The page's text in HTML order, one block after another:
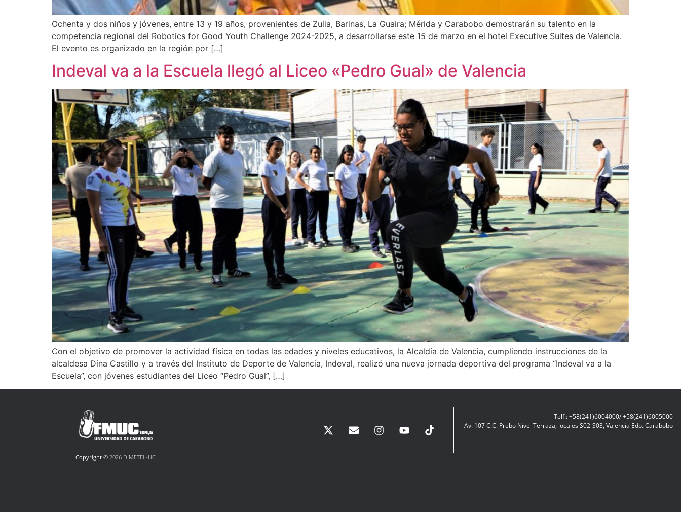
Ochenta y dos niños y jóvenes, entre 13 y 19 años, provenientes de Zulia, Barinas, La Guaira; Mérida y Carabobo demostrarán su talento en la
competencia regional del Robotics for Good Youth Challenge 2024-2025, a desarrollarse este 15 de marzo en el hotel Executive Suites de Valencia.
El evento es organizado en la región por […]
Indeval va a la Escuela llegó al Liceo «Pedro Gual» de Valencia
Con el objetivo de promover la actividad física en todas las edades y niveles educativos, la Alcaldía de Valencia, cumpliendo instrucciones de la
alcaldesa Dina Castillo y a través del Instituto de Deporte de Valencia, Indeval, realizó una nueva jornada deportiva del programa “Indeval va a la
Escuela”, con jóvenes estudiantes del Liceo “Pedro Gual”, […]
Copyright ©2026 DIMETEL-UC
Telf.: +58(241)6004000/ +58(241)6005000
Av. 107 C.C. Prebo Nivel Terraza, locales S02-S03, Valencia Edo. Carabobo